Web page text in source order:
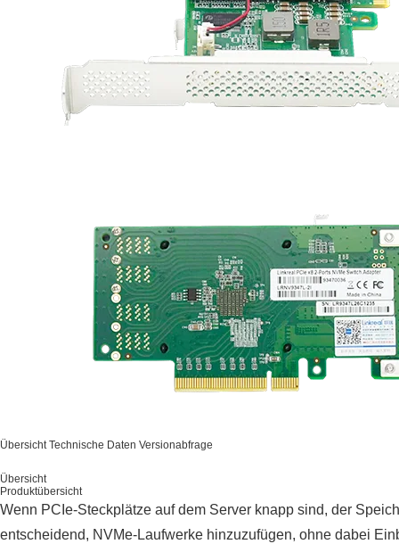
Übersicht Technische Daten Versionabfrage
Übersicht
Produktübersicht
Wenn PCIe-Steckplätze auf dem Server knapp sind, der
entscheidend, NVMe-Laufwerke hinzuzufügen, ohne dabei